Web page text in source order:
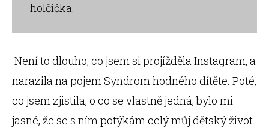
holčička.
Není to dlouho, co jsem si projížděla Instagram, a
narazila na pojem Syndrom hodného dítěte. Poté,
co jsem zjistila, o co se vlastně jedná, bylo mi
jasné, že se s ním potýkám celý můj dětský život.